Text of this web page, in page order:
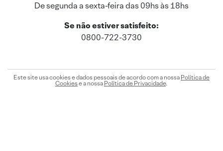
De segunda a sexta-feira das 09hs às 18hs
Se não estiver satisfeito:
0800-722-3730
Este site usa cookies e dados pessoais de acordo com a nossa Política de
Cookiese a nossa Política de Privacidade.